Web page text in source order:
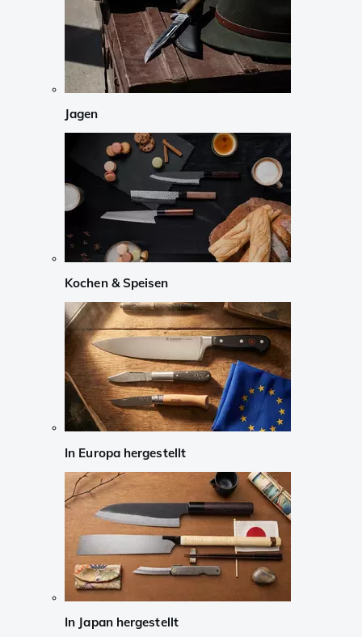
Jagen
Kochen & Speisen
In Europa hergestellt
In Japan hergestellt